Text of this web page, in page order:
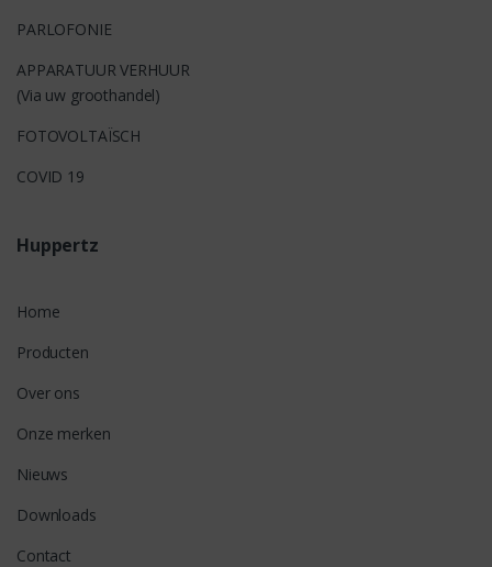
PARLOFONIE
APPARATUUR VERHUUR
(Via uw groothandel)
FOTOVOLTAÏSCH
COVID 19
Huppertz
Home
Producten
Over ons
Onze merken
Nieuws
Downloads
Contact